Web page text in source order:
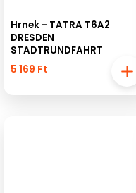
Hrnek - TATRA T6A2
DRESDEN
STADTRUNDFAHRT
5 169 Ft